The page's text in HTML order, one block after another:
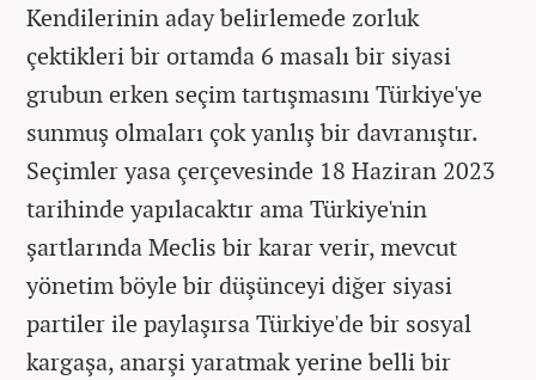
Kendilerinin aday belirlemede zorluk
çektikleri bir ortamda 6 masalı bir siyasi
grubun erken seçim tartışmasını Türkiye'ye
sunmuş olmaları çok yanlış bir davranıştır.
Seçimler yasa çerçevesinde 18 Haziran 2023
tarihinde yapılacaktır ama Türkiye'nin
şartlarında Meclis bir karar verir, mevcut
yönetim böyle bir düşünceyi diğer siyasi
partiler ile paylaşırsa Türkiye'de bir sosyal
kargaşa, anarşi yaratmak yerine belli bir